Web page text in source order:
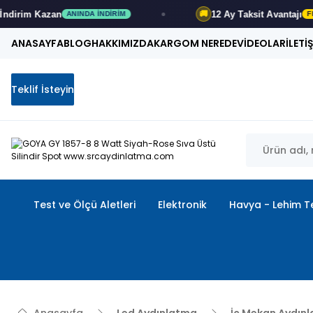
Kazan ANINDA İNDIRIM 12 AyTaksit Avantajı FIRSATI
ANASAYFABLOGHAKKIMIZDAKARGOM NEREDEVİDEOLAR
Teklif İsteyin
Test ve Ölçü Aletleri Elektronik Havya - Lehim